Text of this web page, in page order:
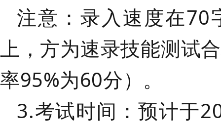
注意：录入速度在70
上，方为速录技能测试
率95%为60分）。
3.考试时间 ：预计于